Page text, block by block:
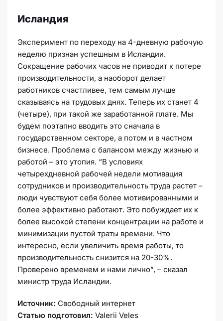
Исландия
Эксперимент по переходу на 4-дневную рабочую
неделю признан успешным в Исландии.
Сокращение рабочих часов не приводит к потере
производительности, а наоборот делает
работников счастливее, тем самым лучше
сказываясь на трудовых днях. Теперь их станет 4
(четыре), при такой же заработанной плате. Мы
будем поэтапно вводить это сначала в
государственном секторе, а потом и в частном
бизнесе. Проблема с балансом между жизнью и
работой – это утопия. “В условиях
четырехдневной рабочей недели мотивация
сотрудников и производительность труда растет –
люди чувствуют себя более мотивированными и
более эффективно работают. Это побуждает их к
более высокой степени концентрации на работе и
минимизации пустой траты времени. Что
интересно, если увеличить время работы, то
производительность снизится на 20-30%.
Проверено временем и нами лично”, – сказал
министр труда Исландии.
Источник: Свободный интернет
Статью подготовил: Valerii Veles